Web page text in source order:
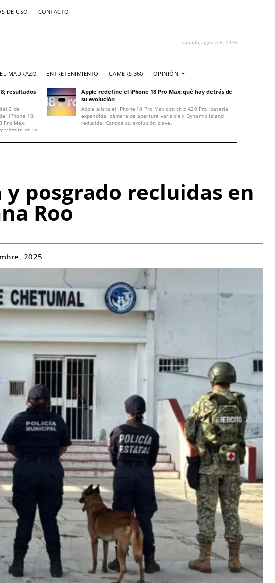
DE USO CONTACTO
sábado, agosto 8, 2026
EL MADRAZO ENTRETENIMIENTO GAMERS 360 OPINIÓN
resultados
3 de
iPhone 18;
Pro Max;
y trámite de la
Apple redefine el iPhone 18 Pro Max: qué hay detrás de
su evolución
Apple alista el iPhone 18 Pro Max con chip A20 Pro, batería
expandida, cámara de apertura variable y Dynamic Island
reducida. Conoce su evolución clave.
posgrado recluidas en
Roo
2025